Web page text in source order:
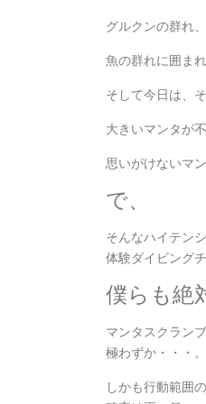
グルクンの群れ
魚の群れに囲ま
そして今日は、
大きいマンタが
思いがけないマ
で、
そんなハイテン
体験ダイビング
僕らも絶
マンタスクラン
極わずか・・・。
しかも行動範囲